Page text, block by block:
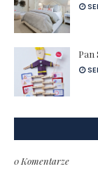
Pan
0 Komentarze